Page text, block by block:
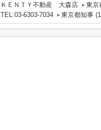
ＫＥＮＴＹ不動産 大森店
東京
TEL:03-6303-7034
東京都知事